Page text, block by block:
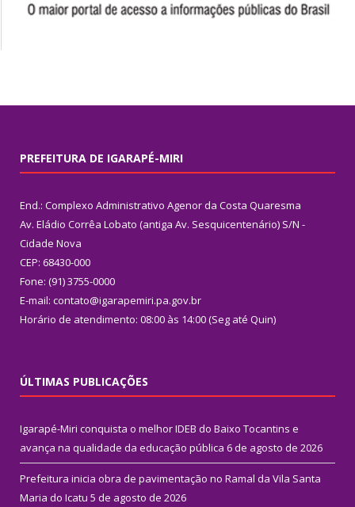
PREFEITURA DE IGARAPÉ-MIRI
End.: Complexo Administrativo Agenor da Costa Quaresma
Av. Eládio Corrêa Lobato (antiga Av. Sesquicentenário) S/N -
Cidade Nova
CEP: 68430-000
Fone: (91) 3755-0000
E-mail: contato@igarapemiri.pa.gov.br
Horário de atendimento: 08:00 às 14:00 (Seg até Quin)
ÚLTIMAS PUBLICAÇÕES
Igarapé-Miri conquista o melhor IDEB do Baixo Tocantins e
avança na qualidade da educação pública 6 de agosto de 2026
Prefeitura inicia obra de pavimentação no Ramal da Vila Santa
Maria do Icatu 5 de agosto de 2026